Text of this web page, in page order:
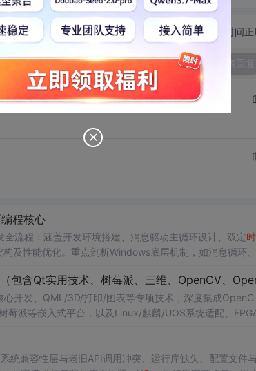
切换为时间正
程核心
流程：涵盖开发环境搭建、消息驱动主循环设计、双定时
及性能优化。重点剖析Windows底层机制，如消息循环
开发、QML/3D/打印/图表等专项技术，深度集成OpenC
派等嵌入式平台，以及Linux/麒麟/UOS系统适配、
兼容性层与老旧API调用冲突、运行库缺失、配置文件